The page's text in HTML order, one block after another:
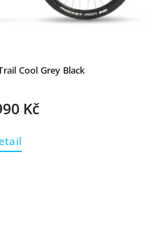
Cool Grey Black
Kč